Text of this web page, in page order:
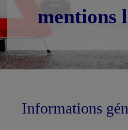
mentions
Informations